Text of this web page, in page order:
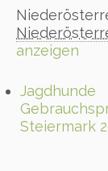
anzeigen
Jagdhunde
Steiermark